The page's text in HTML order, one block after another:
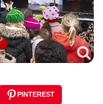
PINTEREST